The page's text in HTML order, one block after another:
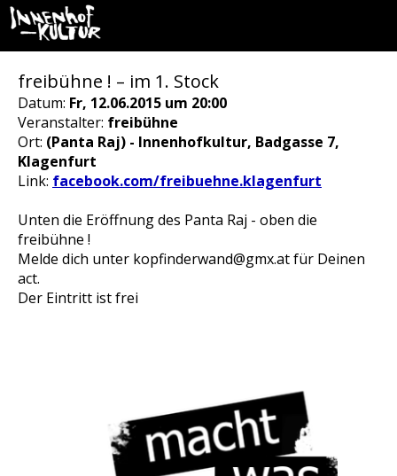
freibühne ! – im 1. Stock
Datum: Fr, 12.06.2015 um 20:00
Veranstalter: freibühne
Ort: (Panta Raj) - Innenhofkultur, Badgasse 7,
Klagenfurt
Link: facebook.com/freibuehne.klagenfurt
Unten die Eröffnung des Panta Raj - oben die
freibühne !
Melde dich unter kopfinderwand@gmx.at für Deinen
act.
Der Eintritt ist frei